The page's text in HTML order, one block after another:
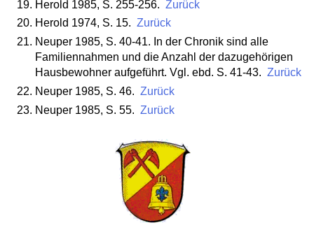
Herold 1985, S. 255-256. Zurück
Herold 1974, S. 15. Zurück
Neuper 1985, S. 40-41. In der Chronik sind alle
Familiennahmen und die Anzahl der dazugehörigen
Hausbewohner aufgeführt. Vgl. ebd. S. 41-43. Zurück
Neuper 1985, S. 46. Zurück
Neuper 1985, S. 55. Zurück